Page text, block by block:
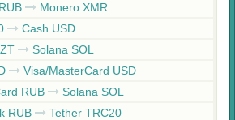
Monero XMR
Cash USD
Solana SOL
Visa/MasterCard USD
RUB
Solana SOL
RUB
Tether TRC20